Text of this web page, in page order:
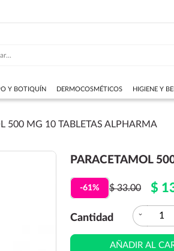
Y BOTIQUÍN DERMOCOSMÉTICOS HIGIENE Y
500 MG 10 TABLETAS ALPHARMA
PARACETAMOL
-61% $ 33.00 $
Cantidad expand_more
AÑADIR AL